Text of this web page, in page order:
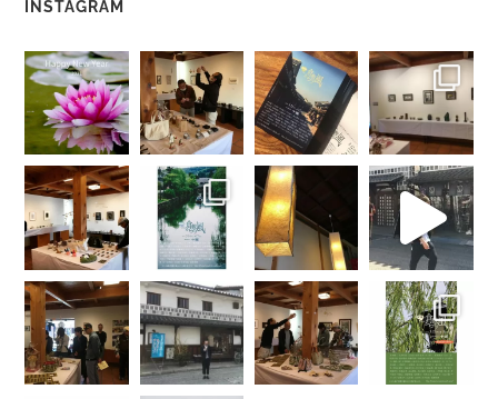
INSTAGRAM